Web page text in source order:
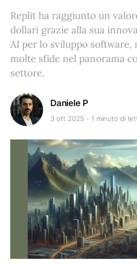
Replit ha raggiunto un
dollari grazie alla sua
AI per lo sviluppo software,
molte sfide nel panorama
settore.
Daniele P
3 ott 2025 1 minuto di